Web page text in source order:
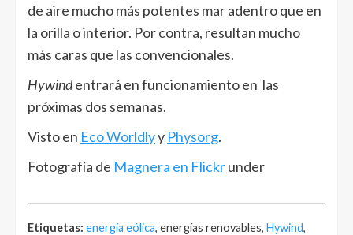
de aire mucho más potentes mar adentro que en
la orilla o interior. Por contra, resultan mucho
más caras que las convencionales.
Hywindentrará en funcionamiento en las
próximas dos semanas.
Visto en Eco Worldlyy Physorg.
Fotografía de Magnera en Flickrunder
Etiquetas: energía eólica, energías renovables, Hywind,